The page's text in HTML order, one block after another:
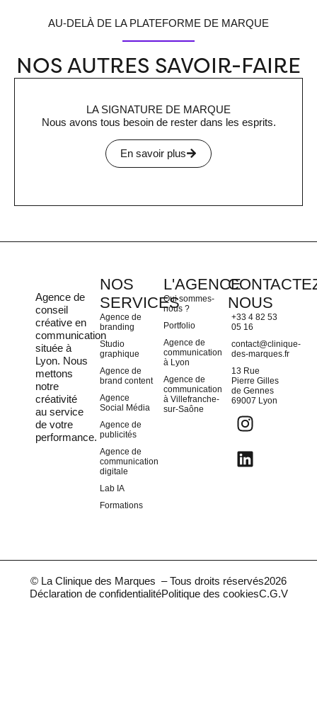
AU-DELÀ DE LA PLATEFORME DE MARQUE
NOS AUTRES SAVOIR-FAIRE
LA SIGNATURE DE MARQUE
Nous avons tous besoin de rester dans les esprits.
En savoir plus
Agence de
conseil
créative en
communication
située à
Lyon. Nous
mettons
notre
créativité
au service
de votre
performance.
NOS
SERVICES
Agence de
branding
Studio
graphique
Agence de
brand content
Agence
Social Média
Agence de
publicités
Agence de
communication
digitale
Lab IA
Formations
L'AGENCE
Qui sommes-
nous ?
Portfolio
Agence de
communication
à Lyon
Agence de
communication
à Villefranche-
sur-Saône
NOUS
+33 4 82 53
05 16
contact@clinique-
des-marques.fr
13 Rue
Pierre Gilles
de Gennes
69007 Lyon
© La Clinique des Marques – Tous droits réservés2026
Déclaration de confidentialitéPolitique des cookiesC.G.V